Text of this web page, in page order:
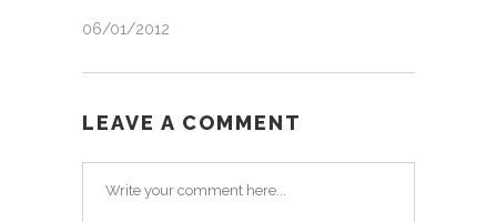
06/01/2012
LEAVE A COMMENT